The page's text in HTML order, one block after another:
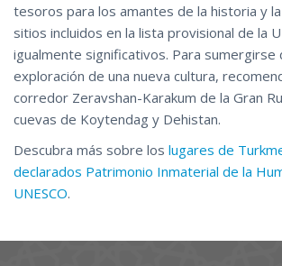
tesoros para los amantes de la historia y
sitios incluidos en la lista provisional de la
igualmente significativos. Para sumergirse
exploración de una nueva cultura,
corredor Zeravshan-Karakum de la Gran
cuevas de Koytendag y Dehistan.
Descubra más sobre los lugares de
declarados Patrimonio Inmaterial de la
UNESCO.